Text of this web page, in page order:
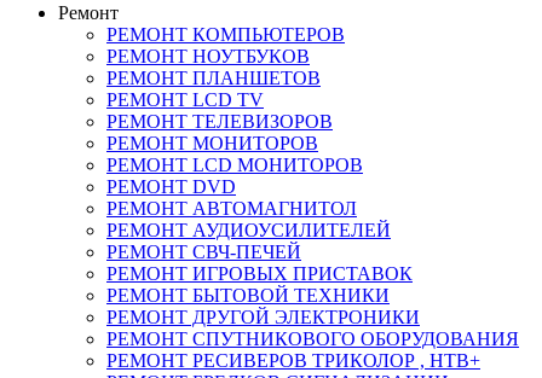
Ремонт
РЕМОНТ КОМПЬЮТЕРОВ
РЕМОНТ НОУТБУКОВ
РЕМОНТ ПЛАНШЕТОВ
РЕМОНТ LCD TV
РЕМОНТ ТЕЛЕВИЗОРОВ
РЕМОНТ МОНИТОРОВ
РЕМОНТ LCD МОНИТОРОВ
РЕМОНТ DVD
РЕМОНТ АВТОМАГНИТОЛ
РЕМОНТ АУДИОУСИЛИТЕЛЕЙ
РЕМОНТ СВЧ-ПЕЧЕЙ
РЕМОНТ ИГРОВЫХ ПРИСТАВОК
РЕМОНТ БЫТОВОЙ ТЕХНИКИ
РЕМОНТ ДРУГОЙ ЭЛЕКТРОНИКИ
РЕМОНТ СПУТНИКОВОГО ОБОРУДОВАНИЯ
РЕМОНТ РЕСИВЕРОВ ТРИКОЛОР , НТВ+